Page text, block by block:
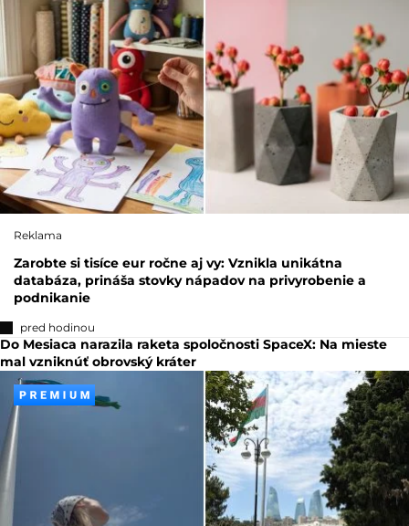
Reklama
Zarobte si tisíce eur ročne aj vy: Vznikla unikátna
databáza, prináša stovky nápadov na privyrobenie a
podnikanie
pred hodinou
Do Mesiaca narazila raketa spoločnosti SpaceX: Na mieste
mal vzniknúť obrovský kráter